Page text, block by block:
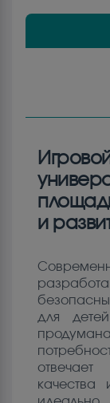
и
для
качества